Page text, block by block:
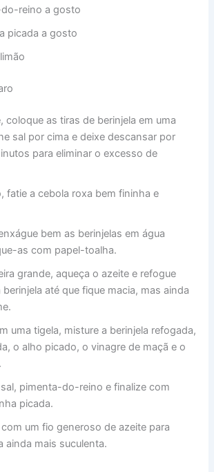
reino a gosto
picada a gosto
coloque as tiras de berinjela em uma
sal por cima e deixe descansar por
para eliminar o excesso de
fatie a cebola roxa bem fininha e
bem as berinjelas em água
as com papel-toalha.
grande, aqueça o azeite e refogue
até que fique macia, mas ainda
uma tigela, misture a berinjela refogada,
o alho picado, o vinagre de maçã e o
pimenta-do-reino e finalize com
picada.
um fio generoso de azeite para
ainda mais suculenta.